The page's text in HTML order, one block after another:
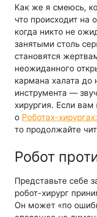
Как же я смеюсь,
что происходит на
когда никто не
занятыми столь
становятся
неожиданного
кармана халата до
инструмента —
хирургия. Если вам
о Роботах-
то продолжайте
Робот
Представьте себе
робот-хирург
Он может «по